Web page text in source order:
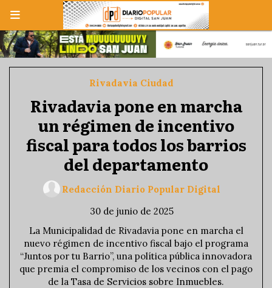
Rivadavia pone en marcha
un régimen de incentivo
fiscal para todos los barrios
del departamento
La Municipalidad de Rivadavia pone en marcha el
nuevo régimen de incentivo fiscal bajo el programa
“Juntos por tu Barrio”, una política pública innovadora
que premia el compromiso de los vecinos con el pago
de la Tasa de Servicios sobre Inmuebles.
Rivadavia Ciudad
30 de junio de 2025
Redacción Diario Popular Digital